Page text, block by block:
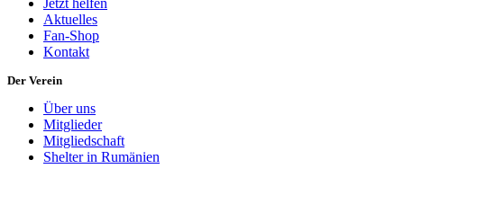
Aktuelles
Fan-Shop
Kontakt
Der Verein
Über uns
Mitglieder
Mitgliedschaft
Shelter in Rumänien